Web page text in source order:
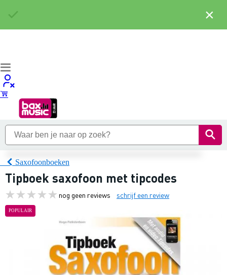
Saxofoonboeken
Tipboek saxofoon met tipcodes
nog geen reviews schrijf een review
POPULAIR
×